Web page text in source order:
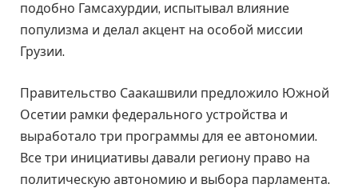
подобно Гамсахурдии, испытывал влияние
популизма и делал акцент на особой миссии
Грузии.
Правительство Саакашвили предложило Южной
Осетии рамки федерального устройства и
выработало три программы для ее автономии.
Все три инициативы давали региону право на
политическую автономию и выбора парламента.